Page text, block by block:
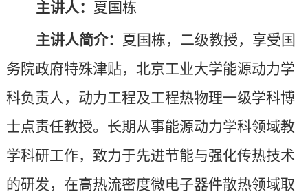
主讲人： 夏国栋
主讲人简介： 夏国栋，二级教授，享受国
务院政府特殊津贴，北京工业大学能源动力学
科负责人，动力工程及工程热物理一级学科博
士点责任教授。长期从事能源动力学科领域教
学科研工作，致力于先进节能与强化传热技术
的研发，在高热流密度微电子器件散热领域取